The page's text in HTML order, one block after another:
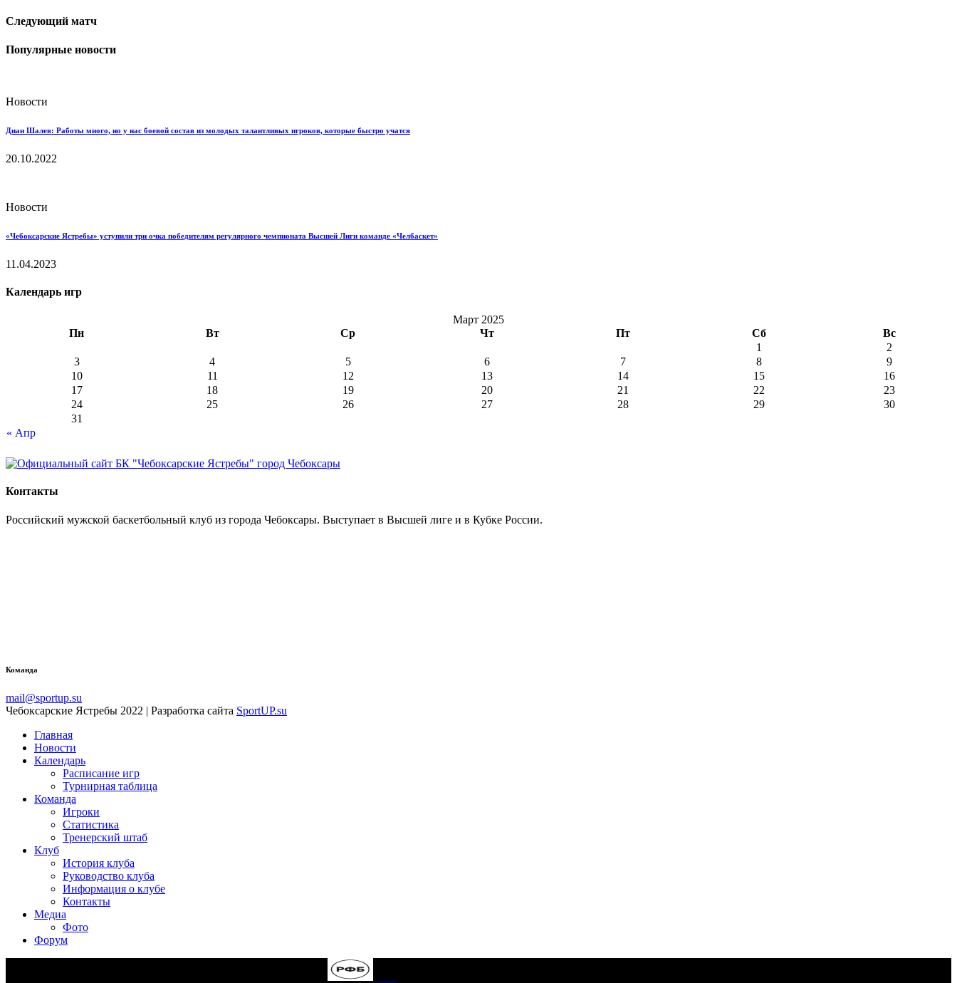
Следующий матч
Популярные новости
Новости
Диан Шалев: Работы много, но у нас боевой состав из молодых талантливых игроков, которые быстро учатся
20.10.2022
Новости
«Чебоксарские Ястребы» уступили три очка победителям регулярного чемпионата Высшей Лиги команде «Челбаскет»
11.04.2023
Календарь игр
Март 2025
Пн
Вт Ср Чт Пт Сб Вс
« Апр
1
2
3
4 5 6 7 8
9
10
11 12 13 14 15
16
17
18 19 20 21 22
23
24
25 26 27 28 29
30
31
Контакты
Российский мужской баскетбольный клуб из города Чебоксары. Выступает в Высшей лиге и в Кубке России.
Команда
mail@sportup.su
Чебоксарские Ястребы 2022 | Разработка сайта SportUP.su
Главная
Новости
Календарь
Расписание игр
Турнирная таблица
Команда
Игроки
Статистика
Тренерский штаб
Клуб
История клуба
Руководство клуба
Информация о клубе
Контакты
Медиа
Фото
Форум